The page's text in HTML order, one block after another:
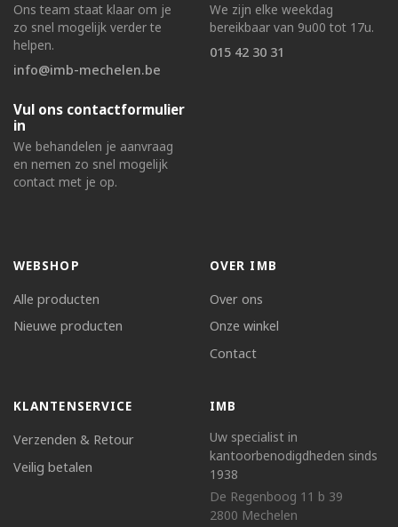
Ons team staat klaar om je
zo snel mogelijk verder te
helpen.
info@imb-mechelen.be
We zijn elke weekdag
bereikbaar van 9u00 tot 17u.
015 42 30 31
Vul ons contactformulier
in
We behandelen je aanvraag
en nemen zo snel mogelijk
contact met je op.
WEBSHOP
Alle producten
Nieuwe producten
OVER IMB
Over ons
Onze winkel
Contact
KLANTENSERVICE
Verzenden & Retour
Veilig betalen
IMB
Uw specialist in
kantoorbenodigdheden sinds
1938
De Regenboog 11 b 39
2800 Mechelen